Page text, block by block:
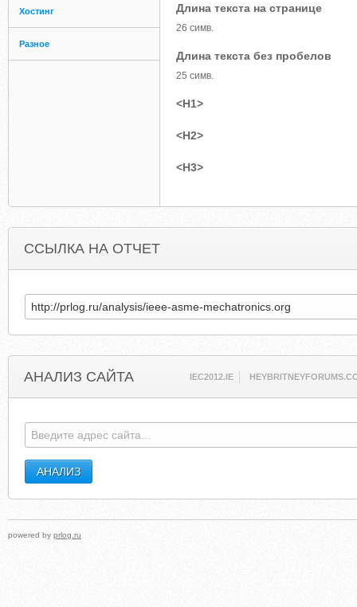
Хостинг
Разное
Длина текста на странице
26 симв.
Длина текста без пробелов
25 симв.
<H1>
<H2>
<H3>
ССЫЛКА НА ОТЧЕТ
АНАЛИЗ САЙТА IEC2012.IE
powered by prlog.ru